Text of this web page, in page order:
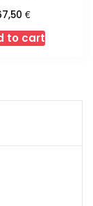
€
to cart